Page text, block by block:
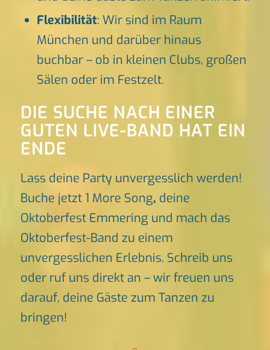
Flexibilität: Wir sind im Raum
München und darüber hinaus
buchbar – ob in kleinen Clubs, großen
Sälen oder im Festzelt.
DIE SUCHE NACH EINER
GUTEN LIVE-BAND HAT EIN
ENDE
Lass deine Party unvergesslich werden!
Buche jetzt 1 More Song, deine
Oktoberfest Emmering und mach das
Oktoberfest-Band zu einem
unvergesslichen Erlebnis. Schreib uns
oder ruf uns direkt an – wir freuen uns
darauf, deine Gäste zum Tanzen zu
bringen!